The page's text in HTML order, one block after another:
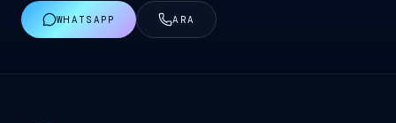
WHATSAPP ARA